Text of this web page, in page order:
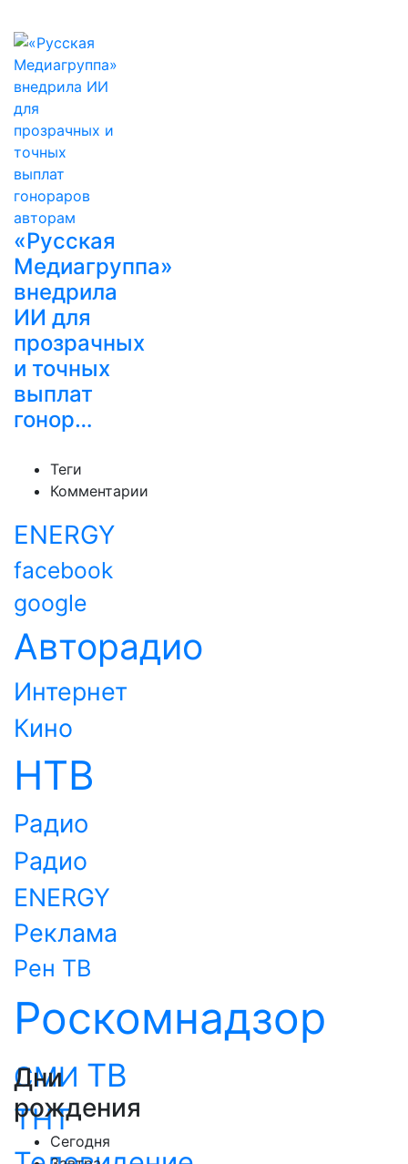
«Русская
Медиагруппа»
внедрила
ИИ для
прозрачных
и точных
выплат
гонор…
Теги
Комментарии
ENERGY
facebook
google
Авторадио
Интернет
Кино
НТВ
Радио
Радио
ENERGY
Реклама
Рен ТВ
Роскомнадзор
СМИ ТВ
ТНТ
Дни
рождения
Сегодня